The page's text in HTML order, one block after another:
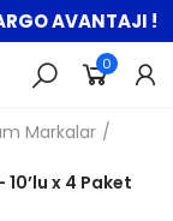
AVANTAJI !
0
Markalar
x 4 Paket